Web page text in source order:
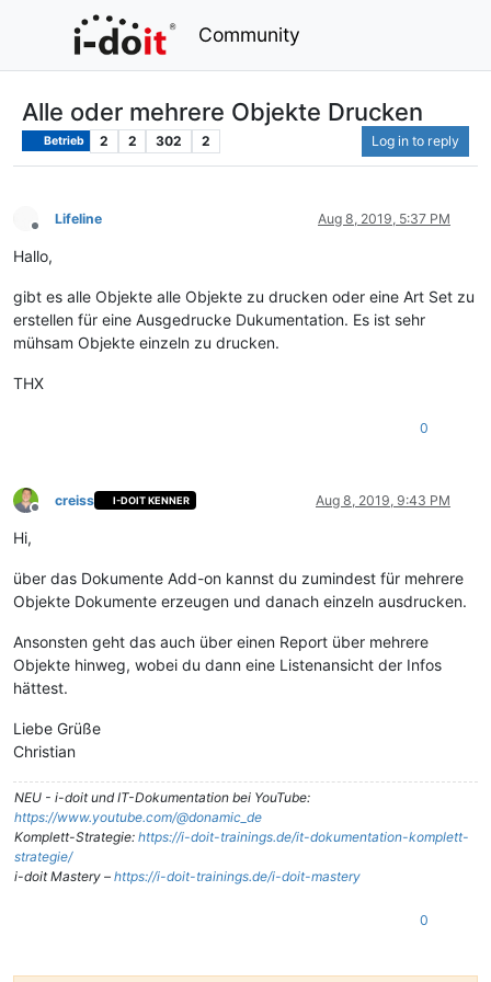
Community
Alle oder mehrere Objekte Drucken
Betrieb 2 2 302 2 Log in to reply
Offline
Lifeline Aug 8, 2019, 5:37 PM
Hallo,
gibt es alle Objekte alle Objekte zu drucken oder eine Art Set zu
erstellen für eine Ausgedrucke Dukumentation. Es ist sehr
mühsam Objekte einzeln zu drucken.
THX
0
Offline
creiss I-DOIT KENNER Aug 8, 2019, 9:43 PM
Hi,
über das Dokumente Add-on kannst du zumindest für mehrere
Objekte Dokumente erzeugen und danach einzeln ausdrucken.
Ansonsten geht das auch über einen Report über mehrere
Objekte hinweg, wobei du dann eine Listenansicht der Infos
hättest.
Liebe Grüße
Christian
NEU - i-doit und IT-Dokumentation bei YouTube:
https://www.youtube.com/@donamic_de
Komplett-Strategie: https://i-doit-trainings.de/it-dokumentation-komplett-
strategie/
i-doit Mastery – https://i-doit-trainings.de/i-doit-mastery
0